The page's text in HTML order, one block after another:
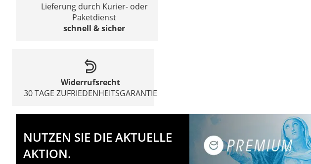
Lieferung durch Kurier- oder
Paketdienst
schnell & sicher
Widerrufsrecht
30 TAGE ZUFRIEDENHEITSGARANTIE
NUTZEN SIE DIE AKTUELLE
AKTION.